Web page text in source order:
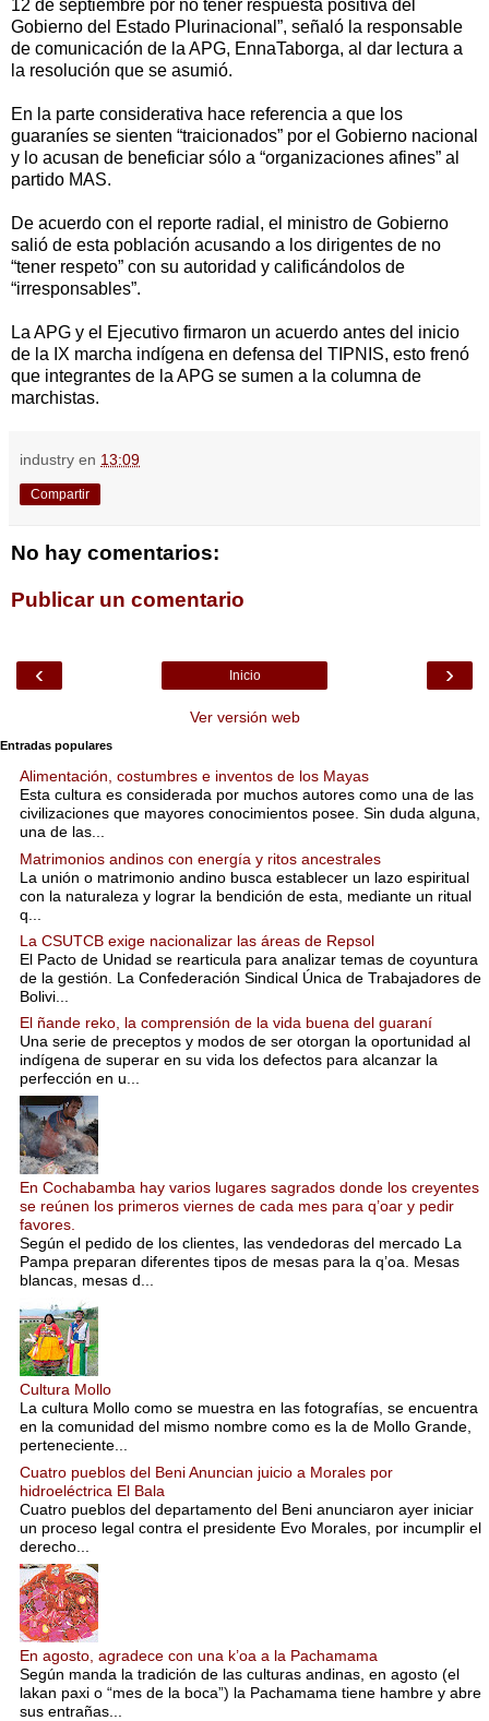
12 de septiembre por no tener respuesta positiva del
Gobierno del Estado Plurinacional”, señaló la responsable
de comunicación de la APG, EnnaTaborga, al dar lectura a
la resolución que se asumió.
En la parte considerativa hace referencia a que los
guaraníes se sienten “traicionados” por el Gobierno nacional
y lo acusan de beneficiar sólo a “organizaciones afines” al
partido MAS.
De acuerdo con el reporte radial, el ministro de Gobierno
salió de esta población acusando a los dirigentes de no
“tener respeto” con su autoridad y calificándolos de
“irresponsables”.
La APG y el Ejecutivo firmaron un acuerdo antes del inicio
de la IX marcha indígena en defensa del TIPNIS, esto frenó
que integrantes de la APG se sumen a la columna de
marchistas.
industry en 13:09
Compartir
No hay comentarios:
Publicar un comentario
‹ ›
Inicio
Ver versión web
Entradas populares
Alimentación, costumbres e inventos de los Mayas
Esta cultura es considerada por muchos autores como una de las
civilizaciones que mayores conocimientos posee. Sin duda alguna,
una de las...
Matrimonios andinos con energía y ritos ancestrales
La unión o matrimonio andino busca establecer un lazo espiritual
con la naturaleza y lograr la bendición de esta, mediante un ritual
q...
La CSUTCB exige nacionalizar las áreas de Repsol
El Pacto de Unidad se rearticula para analizar temas de coyuntura
de la gestión. La Confederación Sindical Única de Trabajadores de
Bolivi...
El ñande reko, la comprensión de la vida buena del guaraní
Una serie de preceptos y modos de ser otorgan la oportunidad al
indígena de superar en su vida los defectos para alcanzar la
perfección en u...
En Cochabamba hay varios lugares sagrados donde los creyentes
se reúnen los primeros viernes de cada mes para q’oar y pedir
favores.
Según el pedido de los clientes, las vendedoras del mercado La
Pampa preparan diferentes tipos de mesas para la q’oa. Mesas
blancas, mesas d...
Cultura Mollo
La cultura Mollo como se muestra en las fotografías, se encuentra
en la comunidad del mismo nombre como es la de Mollo Grande,
perteneciente...
Cuatro pueblos del Beni Anuncian juicio a Morales por
hidroeléctrica El Bala
Cuatro pueblos del departamento del Beni anunciaron ayer iniciar
un proceso legal contra el presidente Evo Morales, por incumplir el
derecho...
En agosto, agradece con una k’oa a la Pachamama
Según manda la tradición de las culturas andinas, en agosto (el
lakan paxi o “mes de la boca”) la Pachamama tiene hambre y abre
sus entrañas...